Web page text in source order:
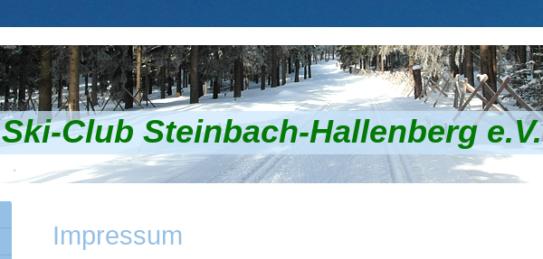
Ski-Club Steinbach-Hallenberg e.V.
Impressum